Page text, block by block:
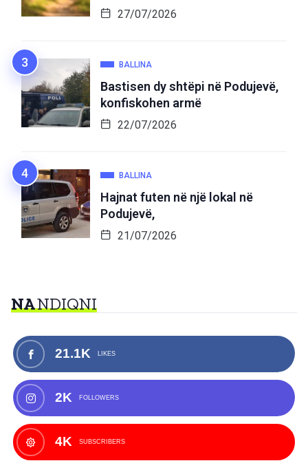
27/07/2026
BALLINA
Bastisen dy shtëpi në Podujevë,
konfiskohen armë
22/07/2026
BALLINA
Hajnat futen në një lokal në
Podujevë,
21/07/2026
NANDIQNI
21.1K LIKES
2K FOLLOWERS
4K SUBSCRIBERS